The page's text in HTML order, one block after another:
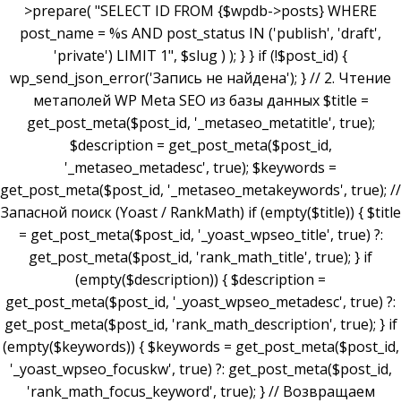
>prepare( "SELECT ID FROM {$wpdb->posts} WHERE
post_name = %s AND post_status IN ('publish', 'draft',
'private') LIMIT 1", $slug ) ); } } if (!$post_id) {
wp_send_json_error('Запись не найдена'); } // 2. Чтение
метаполей WP Meta SEO из базы данных $title =
get_post_meta($post_id, '_metaseo_metatitle', true);
$description = get_post_meta($post_id,
'_metaseo_metadesc', true); $keywords =
get_post_meta($post_id, '_metaseo_metakeywords', true); //
Запасной поиск (Yoast / RankMath) if (empty($title)) { $title
= get_post_meta($post_id, '_yoast_wpseo_title', true) ?:
get_post_meta($post_id, 'rank_math_title', true); } if
(empty($description)) { $description =
get_post_meta($post_id, '_yoast_wpseo_metadesc', true) ?:
get_post_meta($post_id, 'rank_math_description', true); } if
(empty($keywords)) { $keywords = get_post_meta($post_id,
'_yoast_wpseo_focuskw', true) ?: get_post_meta($post_id,
'rank_math_focus_keyword', true); } // Возвращаем